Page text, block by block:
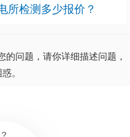
所检测多少报价？
的问题，请你详细描述问题，
。